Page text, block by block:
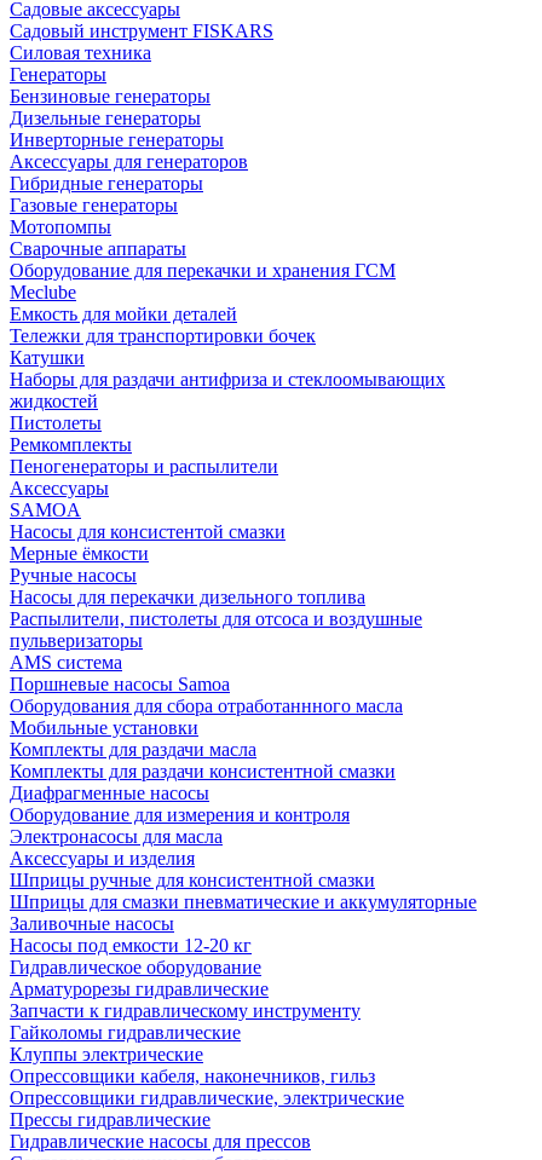
Садовые аксессуары
Садовый инструмент FISKARS
Силовая техника
Генераторы
Бензиновые генераторы
Дизельные генераторы
Инверторные генераторы
Аксессуары для генераторов
Гибридные генераторы
Газовые генераторы
Мотопомпы
Сварочные аппараты
Оборудование для перекачки и хранения ГСМ
Meclube
Емкость для мойки деталей
Тележки для транспортировки бочек
Катушки
Наборы для раздачи антифриза и стеклоомывающих
жидкостей
Пистолеты
Ремкомплекты
Пеногенераторы и распылители
Аксессуары
SAMOA
Насосы для консистентой смазки
Мерные ёмкости
Ручные насосы
Насосы для перекачки дизельного топлива
Распылители, пистолеты для отсоса и воздушные
пульверизаторы
AMS система
Поршневые насосы Samoa
Оборудования для сбора отработаннного масла
Мобильные установки
Комплекты для раздачи масла
Комплекты для раздачи консистентной смазки
Диафрагменные насосы
Оборудование для измерения и контроля
Электронасосы для масла
Аксессуары и изделия
Шприцы ручные для консистентной смазки
Шприцы для смазки пневматические и аккумуляторные
Заливочные насосы
Насосы под емкости 12-20 кг
Гидравлическое оборудование
Арматурорезы гидравлические
Запчасти к гидравлическому инструменту
Гайколомы гидравлические
Клуппы электрические
Опрессовщики кабеля, наконечников, гильз
Опрессовщики гидравлические, электрические
Прессы гидравлические
Гидравлические насосы для прессов